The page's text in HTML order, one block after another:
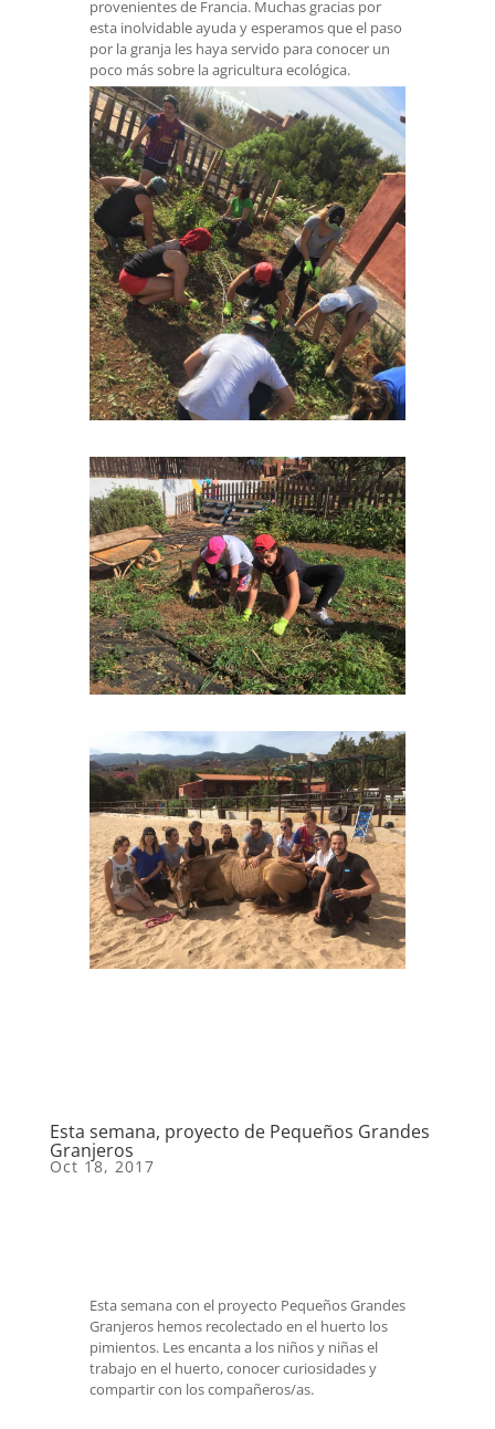
provenientes de Francia. Muchas gracias por
esta inolvidable ayuda y esperamos que el paso
por la granja les haya servido para conocer un
poco más sobre la agricultura ecológica.
Esta semana, proyecto de Pequeños Grandes
Granjeros
Oct 18, 2017
Esta semana con el proyecto Pequeños Grandes
Granjeros hemos recolectado en el huerto los
pimientos. Les encanta a los niños y niñas el
trabajo en el huerto, conocer curiosidades y
compartir con los compañeros/as.